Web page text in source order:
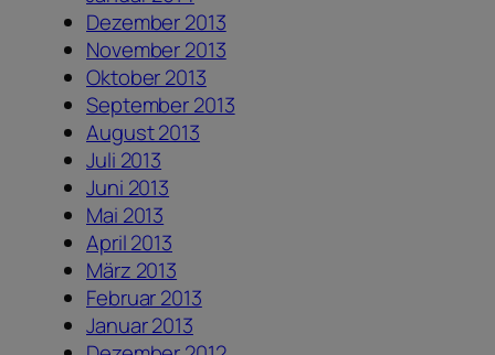
Dezember 2013
November 2013
Oktober 2013
September 2013
August 2013
Juli 2013
Juni 2013
Mai 2013
April 2013
März 2013
Februar 2013
Januar 2013